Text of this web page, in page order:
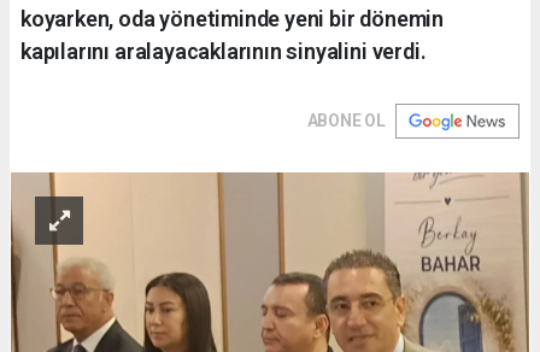
koyarken, oda yönetiminde yeni bir dönemin
kapılarını aralayacaklarının sinyalini verdi.
ABONE OL